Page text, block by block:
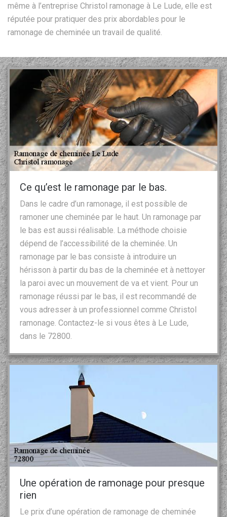
même à l’entreprise Christol ramonage à Le Lude, elle est
réputée pour pratiquer des prix abordables pour le
ramonage de cheminée un travail de qualité.
Ce qu’est le ramonage par le bas.
Dans le cadre d’un ramonage, il est possible de
ramoner une cheminée par le haut. Un ramonage par
le bas est aussi réalisable. La méthode choisie
dépend de l’accessibilité de la cheminée. Un
ramonage par le bas consiste à introduire un
hérisson à partir du bas de la cheminée et à nettoyer
la paroi avec un mouvement de va et vient. Pour un
ramonage réussi par le bas, il est recommandé de
vous adresser à un professionnel comme Christol
ramonage. Contactez-le si vous êtes à Le Lude,
dans le 72800.
Une opération de ramonage pour presque
rien
Le prix d’une opération de ramonage de cheminée